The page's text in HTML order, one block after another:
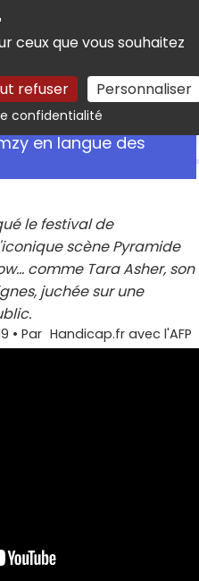
ceux que vous souhaitez
refuser Personnaliser
confidentialitéRechercher
en langue des
le festival de
scène Pyramide
comme Tara Asher, son
juchée sur une
• Par Handicap.fr avec l'AFP